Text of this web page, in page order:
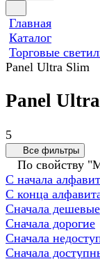
Главная
Каталог
Торговые
Panel Ultra Slim
Panel
5
Все фильтры
По свойству
С начала
С конца
Сначала дешевые
Сначала дорогие
Сначала
Сначала